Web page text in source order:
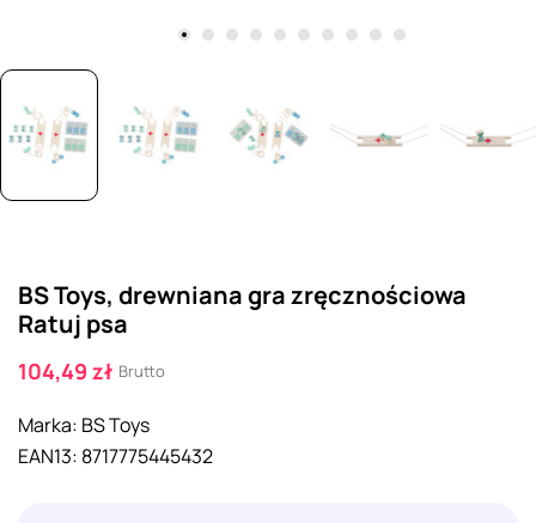
BS Toys, drewniana gra zręcznościowa
Ratuj psa
104,49 zł Brutto
Marka: BS Toys
EAN13: 8717775445432